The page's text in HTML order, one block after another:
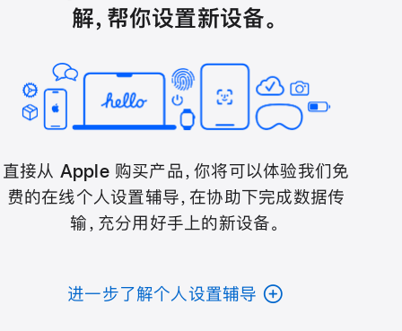
解，帮你设置新设备。
直接从 Apple 购买产品，你将可以体验我们免
费的在线个人设置辅导，在协助下完成数据传
输，充分用好手上的新设备。
进一步了解个人设置辅导